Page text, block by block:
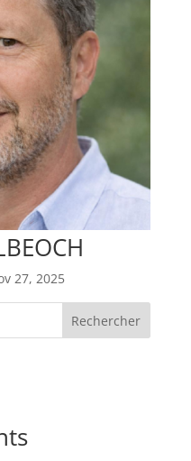
27, 2025
Rechercher